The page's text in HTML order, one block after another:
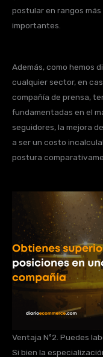
postular en rangos
importantes.
Además, como hemos
cualquier sector, en
compañía de prensa,
fundamentadas en el
seguidores, la mejora
a ser un costo
postura
Ventaja Nº2. Puedes
Si bien la